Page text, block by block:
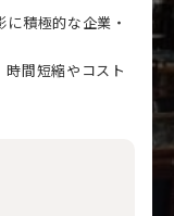
積極的な企業・
間短縮やコスト